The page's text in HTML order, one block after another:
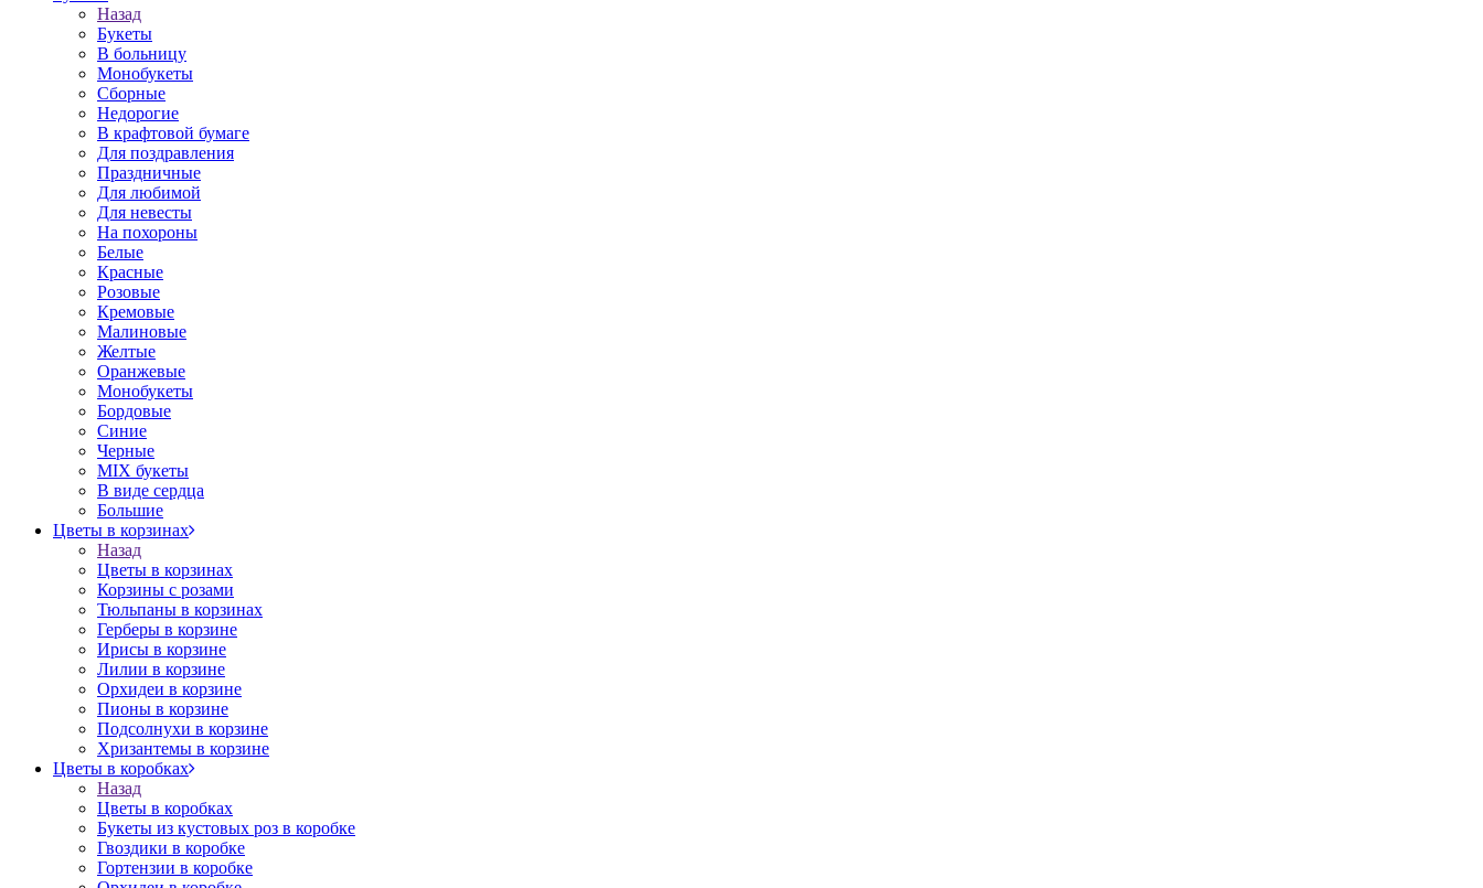
Назад
Букеты
В больницу
Монобукеты
Сборные
Недорогие
В крафтовой бумаге
Для поздравления
Праздничные
Для любимой
Для невесты
На похороны
Белые
Красные
Розовые
Кремовые
Малиновые
Желтые
Оранжевые
Монобукеты
Бордовые
Синие
Черные
MIX букеты
В виде сердца
Большие
Цветы в корзинах
Назад
Цветы в корзинах
Корзины с розами
Тюльпаны в корзинах
Герберы в корзине
Ирисы в корзине
Лилии в корзине
Орхидеи в корзине
Пионы в корзине
Подсолнухи в корзине
Хризантемы в корзине
Цветы в коробках
Назад
Цветы в коробках
Букеты из кустовых роз в коробке
Гвоздики в коробке
Гортензии в коробке